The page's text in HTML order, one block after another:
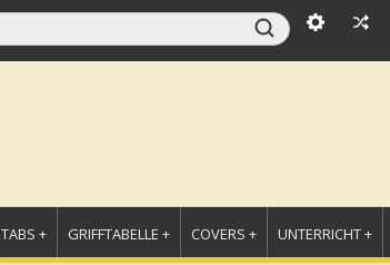
TABS + GRIFFTABELLE + COVERS + UNTERRICHT +